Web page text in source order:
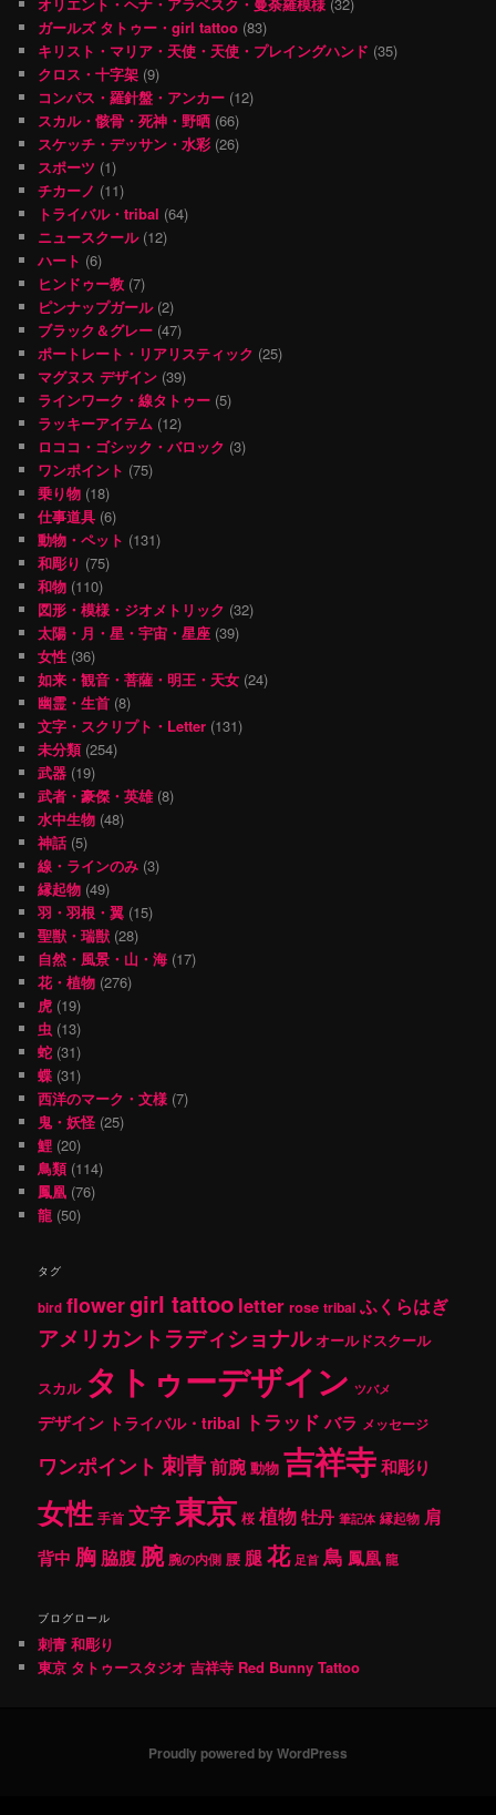
ガールズ タトゥー・girl tattoo (83)
キリスト・マリア・天使・天使・プレイングハンド (35)
クロス・十字架 (9)
コンパス・羅針盤・アンカー (12)
スカル・骸骨・死神・野晒 (66)
スケッチ・デッサン・水彩 (26)
スポーツ (1)
チカーノ (11)
トライバル・tribal (64)
ニュースクール(12)
ハート (6)
ヒンドゥー教 (7)
ピンナップガール(2)
ブラック＆グレー (47)
ポートレート・リアリスティック (25)
マグヌス デザイン (39)
ラインワーク・線タトゥー (5)
ラッキーアイテム (12)
ロココ・ゴシック・バロック (3)
ワンポイント (75)
乗り物 (18)
仕事道具 (6)
動物・ペット (131)
和彫り (75)
和物 (110)
図形・模様・ジオメトリック (32)
太陽・月・星・宇宙・星座 (39)
女性 (36)
如来・観音・菩薩・明王・天女 (24)
幽霊・生首 (8)
文字・スクリプト・Letter (131)
未分類(254)
武器 (19)
武者・豪傑・英雄(8)
水中生物 (48)
神話 (5)
線・ラインのみ (3)
縁起物 (49)
羽・羽根・翼 (15)
聖獣・瑞獣 (28)
自然・風景・山・海 (17)
花・植物 (276)
虎 (19)
虫 (13)
蛇 (31)
蝶 (31)
西洋のマーク・文様 (7)
鬼・妖怪 (25)
鯉 (20)
鳥類(114)
鳳凰 (76)
龍 (50)
タグ
bird flowergirl tattoo letter rose tribal ふくらはぎ
アメリカントラディショナル オールドスクール
スカル タトゥーデザイン ツバメ
デザイン トライバル・tribal トラッド バラ メッセージ
ワンポイント 刺青前腕 動物 吉祥寺和彫り
女性 手首 文字東京 桜 植物牡丹 筆記体 縁起物 肩
背中 胸 脇腹 腕 腕の内側 腰 腿花 足首 鳥 鳳凰 龍
ブログロール
刺青 和彫り
東京 タトゥースタジオ 吉祥寺 Red Bunny Tattoo
Proudly powered by WordPress